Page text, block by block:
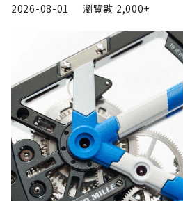
2026-08-01
瀏覽數 2,000+